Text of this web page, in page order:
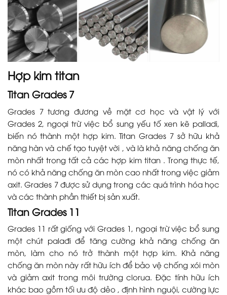
Hợp kim titan
Titan Grades 7
Grades 7 tương đương về mặt cơ học và vật lý với
Grades 2, ngoại trừ việc bổ sung yếu tố xen kẽ palladi,
biến nó thành một hợp kim. Titan Grades 7 sở hữu khả
năng hàn và chế tạo tuyệt vời , và là khả năng chống ăn
mòn nhất trong tất cả các hợp kim titan . Trong thực tế,
nó có khả năng chống ăn mòn cao nhất trong việc giảm
axit. Grades 7 được sử dụng trong các quá trình hóa học
và các thành phần thiết bị sản xuất.
Titan Grades 11
Grades 11 rất giống với Grades 1, ngoại trừ việc bổ sung
một chút palađi để tăng cường khả năng chống ăn
mòn, làm cho nó trở thành một hợp kim. Khả năng
chống ăn mòn này rất hữu ích để bảo vệ chống xói mòn
và giảm axit trong môi trường clorua. Đặc tính hữu ích
khác bao gồm tối ưu độ dẻo , định hình nguội, cường lực